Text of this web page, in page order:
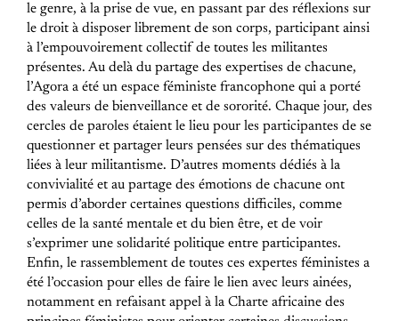
le genre, à la prise de vue, en passant par des réflexions sur
le droit à disposer librement de son corps, participant ainsi
à l’empouvoirement collectif de toutes les militantes
présentes. Au delà du partage des expertises de chacune,
l’Agora a été un espace féministe francophone qui a porté
des valeurs de bienveillance et de sororité. Chaque jour, des
cercles de paroles étaient le lieu pour les participantes de se
questionner et partager leurs pensées sur des thématiques
liées à leur militantisme. D’autres moments dédiés à la
convivialité et au partage des émotions de chacune ont
permis d’aborder certaines questions difficiles, comme
celles de la santé mentale et du bien être, et de voir
s’exprimer une solidarité politique entre participantes.
Enfin, le rassemblement de toutes ces expertes féministes a
été l’occasion pour elles de faire le lien avec leurs ainées,
notamment en refaisant appel à la Charte africaine des